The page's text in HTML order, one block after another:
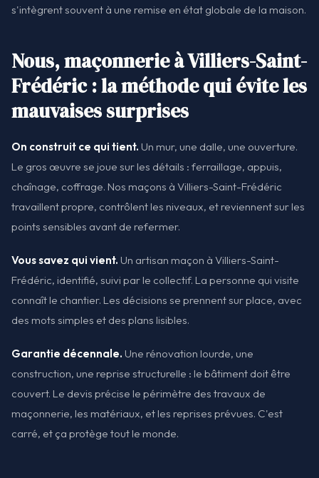
s'intègrent souvent à une remise en état globale de la maison.
Nous, maçonnerie à Villiers-Saint-
Frédéric : la méthode qui évite les
mauvaises surprises
On construit ce qui tient. Un mur, une dalle, une ouverture.
Le gros œuvre se joue sur les détails : ferraillage, appuis,
chaînage, coffrage. Nos maçons à Villiers-Saint-Frédéric
travaillent propre, contrôlent les niveaux, et reviennent sur les
points sensibles avant de refermer.
Vous savez qui vient. Un artisan maçon à Villiers-Saint-
Frédéric, identifié, suivi par le collectif. La personne qui visite
connaît le chantier. Les décisions se prennent sur place, avec
des mots simples et des plans lisibles.
Garantie décennale. Une rénovation lourde, une
construction, une reprise structurelle : le bâtiment doit être
couvert. Le devis précise le périmètre des travaux de
maçonnerie, les matériaux, et les reprises prévues. C'est
carré, et ça protège tout le monde.